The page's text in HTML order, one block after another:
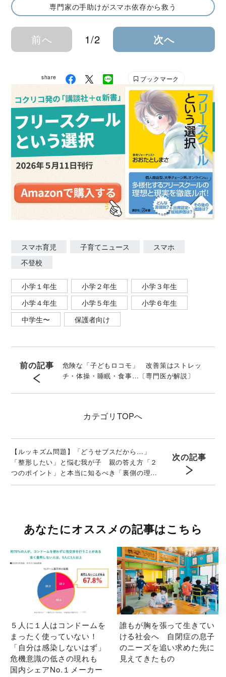
専門家の手助けがスマホ依存から救う
前へ 1/2 次へ
share ブックマーク
スマホ育児 子育てニュース
スマホ
不登校
小学１年生 小学２年生
小学３年生
小学４年生
小学５年生
小学６年生
中学生〜
保護者向け
前の記事
危険な「子どもロコモ」 改善策はストレッ
チ・体操・睡眠・食事…〔専門医が解説〕
カテゴリ TOPへ
【ルッキズム問題】「どうせブスだから…」
「整形したい」と悩む我が子 親の答え方「２
つのポイント」と本当に知るべき「裏側の理
由」
次の記事
あなたにオススメの記事はこちら
５人に１人はコンドームを
まったく使っていない！
「自分は感染しないはず」
危機意識の低さの現れも
国内シェアNo.１メーカー
誰もが胸を張って生きてい
ける社会へ 自閉症の息子
のニーズを追い求めた先に
見えてきたもの